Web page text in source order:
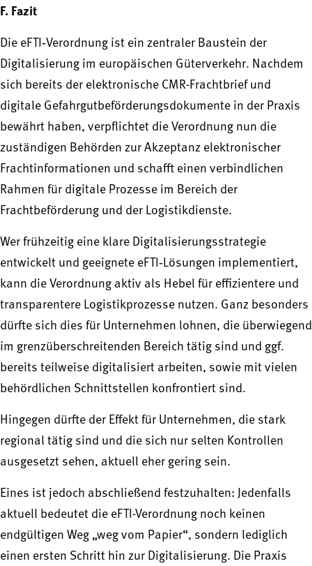
F. Fazit
Die eFTI‑Verordnung ist ein zentraler Baustein der
Digitalisierung im europäischen Güterverkehr. Nachdem
sich bereits der elektronische CMR-Frachtbrief und
digitale Gefahrgutbeförderungsdokumente in der Praxis
bewährt haben, verpflichtet die Verordnung nun die
zuständigen Behörden zur Akzeptanz elektronischer
Frachtinformationen und schafft einen verbindlichen
Rahmen für digitale Prozesse im Bereich der
Frachtbeförderung und der Logistikdienste.
Wer frühzeitig eine klare Digitalisierungsstrategie
entwickelt und geeignete eFTI‑Lösungen implementiert,
kann die Verordnung aktiv als Hebel für effizientere und
transparentere Logistikprozesse nutzen. Ganz besonders
dürfte sich dies für Unternehmen lohnen, die überwiegend
im grenzüberschreitenden Bereich tätig sind und ggf.
bereits teilweise digitalisiert arbeiten, sowie mit vielen
behördlichen Schnittstellen konfrontiert sind.
Hingegen dürfte der Effekt für Unternehmen, die stark
regional tätig sind und die sich nur selten Kontrollen
ausgesetzt sehen, aktuell eher gering sein.
Eines ist jedoch abschließend festzuhalten: Jedenfalls
aktuell bedeutet die eFTI-Verordnung noch keinen
endgültigen Weg „weg vom Papier“, sondern lediglich
einen ersten Schritt hin zur Digitalisierung. Die Praxis